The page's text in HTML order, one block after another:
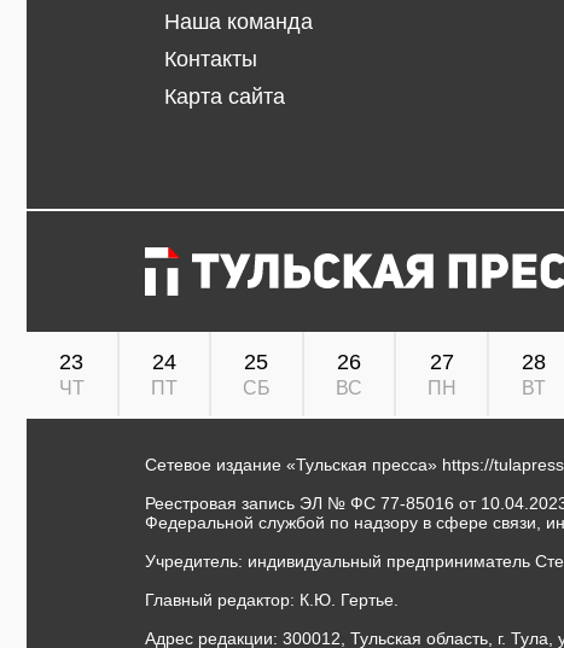
Наша команда
Контакты
Карта сайта
23
ЧТ
24
ПТ
25
СБ
26
ВС
27
ПН
28
ВТ
Сетевое издание «Тульская пресса» https://
Реестровая запись ЭЛ № ФС 77-85016 от
Федеральной службой по надзору в сфере связи,
Учредитель: индивидуальный предприниматель
Главный редактор: К.Ю. Гертье.
Адрес редакции: 300012, Тульская область, г.